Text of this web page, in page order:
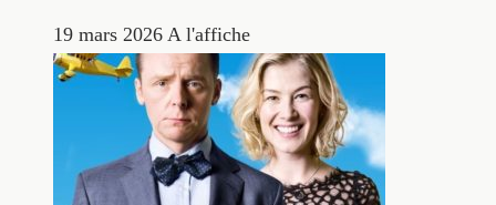
19 mars 2026 A l'affiche